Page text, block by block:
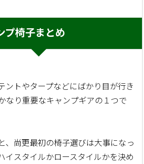
プ椅子まとめ
ントやタープなどにばかり目が行き
なり重要なキャンプギアの１つで
、尚更最初の椅子選びは大事になっ
イスタイルかロースタイルかを決め